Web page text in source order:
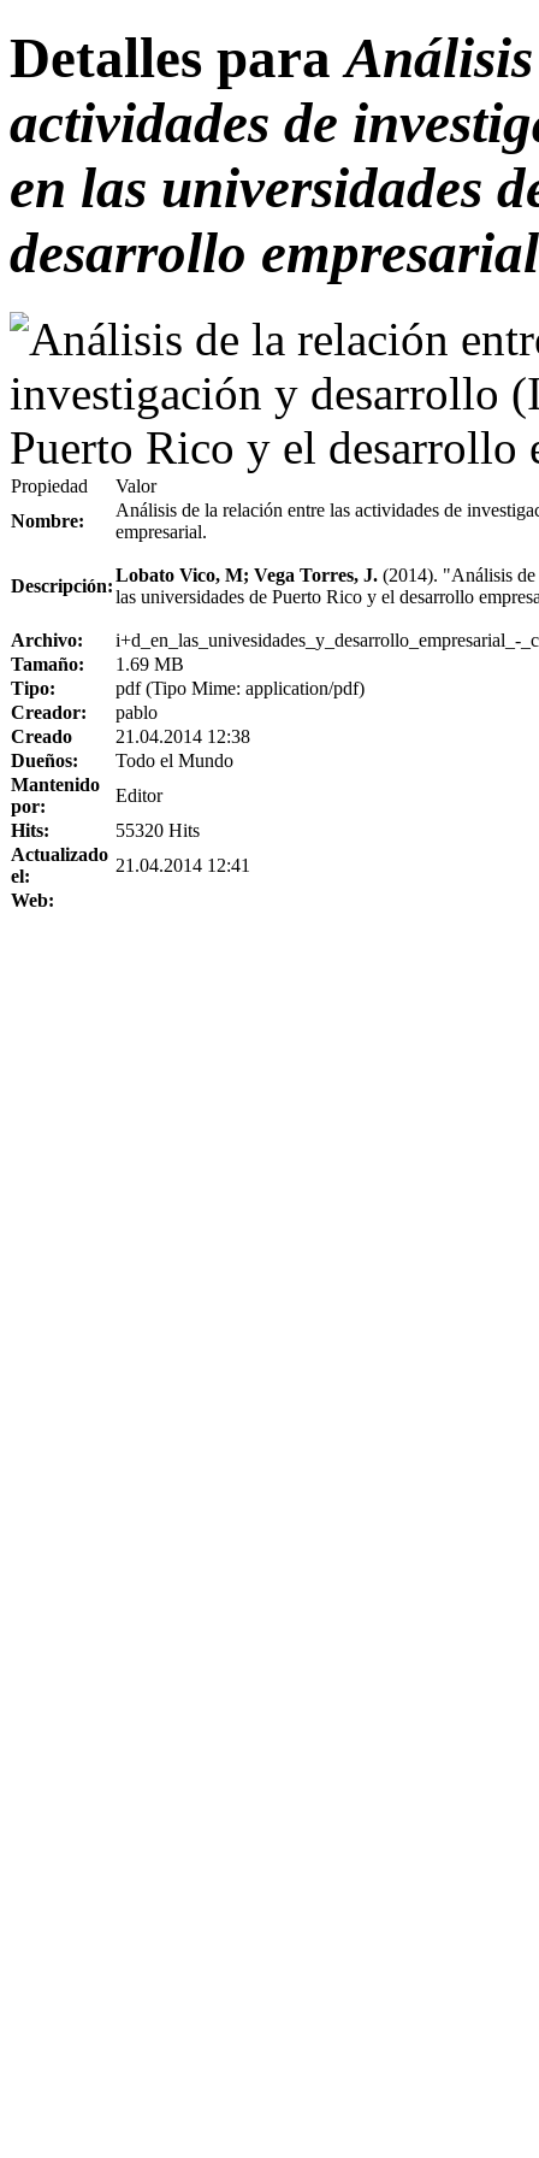
Detalles para
actividades de
en las universidades
desarrollo
Propiedad
Valor
Nombre:
Análisis de la relación entre las actividades de
empresarial.
Descripción:
Lobato Vico, M; Vega Torres, J. (2014). "Análisis de
las universidades de Puerto Rico y el desarrollo
Archivo:
i+d_en_las_univesidades_y_desarrollo_empresarial_-
Tamaño:
1.69 MB
Tipo:
pdf (Tipo Mime: application/pdf)
Creador:
pablo
Creado
21.04.2014 12:38
Dueños:
Todo el Mundo
Mantenido
por:
Editor
Hits:
55320 Hits
Actualizado
el:
21.04.2014 12:41
Web: